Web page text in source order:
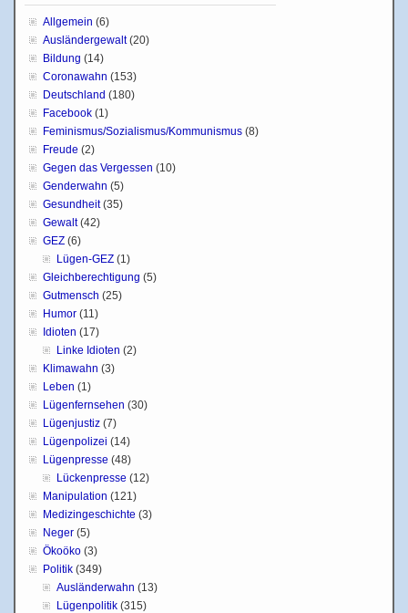
Allgemein (6)
Ausländergewalt(20)
Bildung (14)
Coronawahn (153)
Deutschland (180)
Facebook (1)
Feminismus/Sozialismus/Kommunismus (8)
Freude (2)
Gegen das Vergessen (10)
Genderwahn (5)
Gesundheit(35)
Gewalt(42)
GEZ (6)
Lügen-GEZ (1)
Gleichberechtigung (5)
Gutmensch (25)
Humor (11)
Idioten (17)
Linke Idioten (2)
Klimawahn (3)
Leben (1)
Lügenfernsehen (30)
Lügenjustiz (7)
Lügenpolizei (14)
Lügenpresse (48)
Lückenpresse (12)
Manipulation (121)
Medizingeschichte (3)
Neger (5)
Ökoöko (3)
Politik (349)
Ausländerwahn (13)
Lügenpolitik (315)